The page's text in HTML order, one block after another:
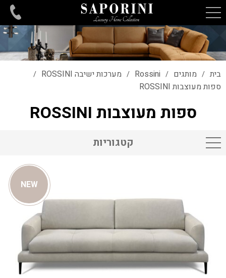
בית / מותגים /
Rossini
/ מערכות ישיבה ROSSINI /
ספות מעוצבות ROSSINI
ספות מעוצבות ROSSINI
קטגוריות
NEW